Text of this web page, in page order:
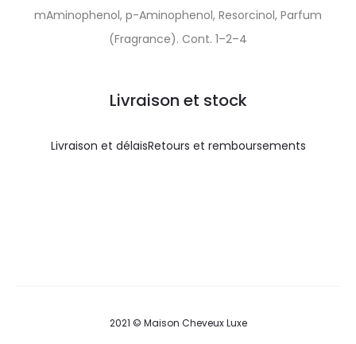
mAminophenol, p-Aminophenol, Resorcinol, Parfum
(Fragrance). Cont. 1–2–4
Livraison et stock
Livraison et délaisRetours et remboursements
2021 © Maison Cheveux Luxe